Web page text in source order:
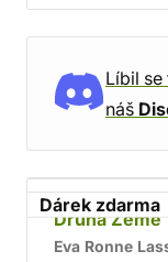
Líbil se
náš
Dárek zdarma
Druhá Země
Eva Ronne